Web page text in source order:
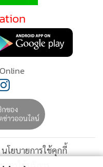
.บริหารให้ดีไม่ให้กระทบ
คน รุมไถเงิน-เอาบุหรี่จี้
ยันให้ความเป็นธรรมทุก
วด